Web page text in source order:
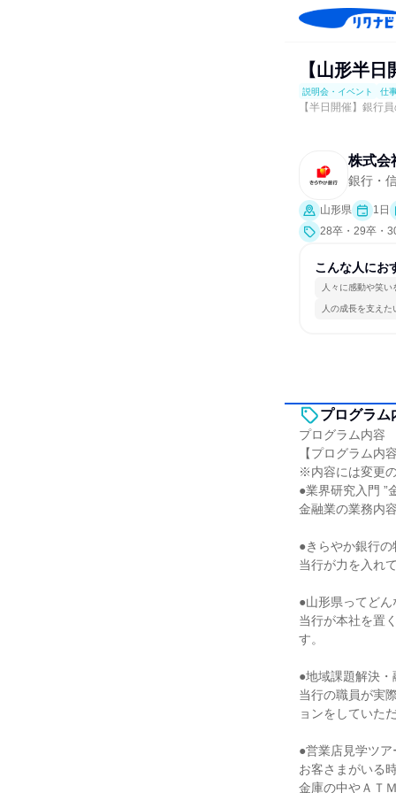
【山形半
説明会・イベント 仕
【半日開催】銀行
株式会
銀行・
山形県
1日
28卒・29卒・
こんな人にお
人々に感動や笑い
人の成長を支えた
プログラム
プログラム内容
【プログラム内
※内容には変更
●業界研究入門 ”
金融業の業務内
●きらやか銀行
当行が力を入れ
●山形県ってどん
当行が本社を置
す。
●地域課題解決
当行の職員が実
ョンをしていた
●営業店見学ツア
お客さまがいる
金庫の中やＡＴ